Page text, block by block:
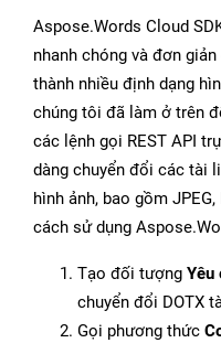
Aspose.Words Cloud
nhanh chóng và đơn
thành nhiều định dạng
chúng tôi đã làm ở trên
các lệnh gọi REST API
dàng chuyển đổi các tài
hình ảnh, bao gồm JPEG,
cách sử dụng
Tạo đối tượng Yêu
chuyển đổi DOTX
Gọi phương thức